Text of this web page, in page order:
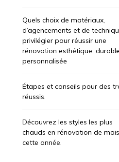
Quels choix de matériaux,
d’agencements et de
privilégier pour réussir une
rénovation esthétique,
personnalisée
Étapes et conseils pour des
réussis.
Découvrez les styles les plus
chauds en rénovation de
cette année.